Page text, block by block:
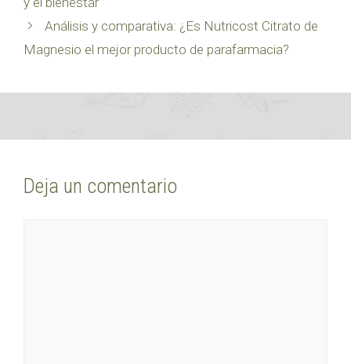
Análisis y comparativa: ¿Es Nutricost Citrato de
Magnesio el mejor producto de parafarmacia?
Deja un comentario